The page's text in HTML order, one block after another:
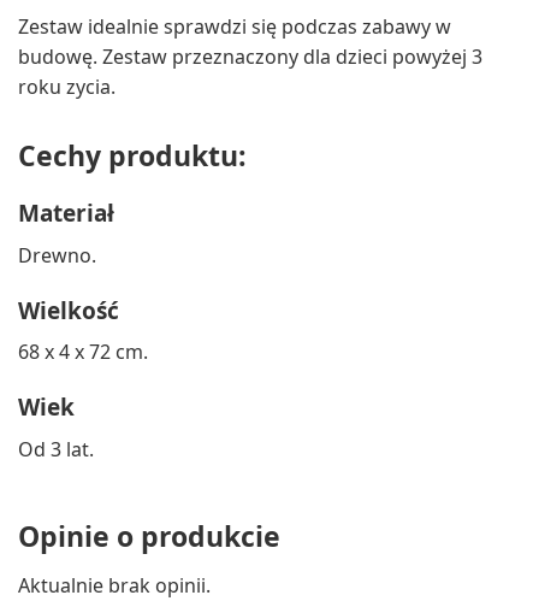
Zestaw idealnie sprawdzi się podczas zabawy w
budowę. Zestaw przeznaczony dla dzieci powyżej 3
roku zycia.
Cechy produktu:
Materiał
Drewno.
Wielkość
68 x 4 x 72 cm.
Wiek
Od 3 lat.
Opinie o produkcie
Aktualnie brak opinii.